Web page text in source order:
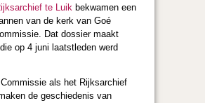
te Luik bekwamen een
van de kerk van Goé
Dat dossier maakt
op 4 juni laatstleden werd
als het Rijksarchief
de geschiedenis van